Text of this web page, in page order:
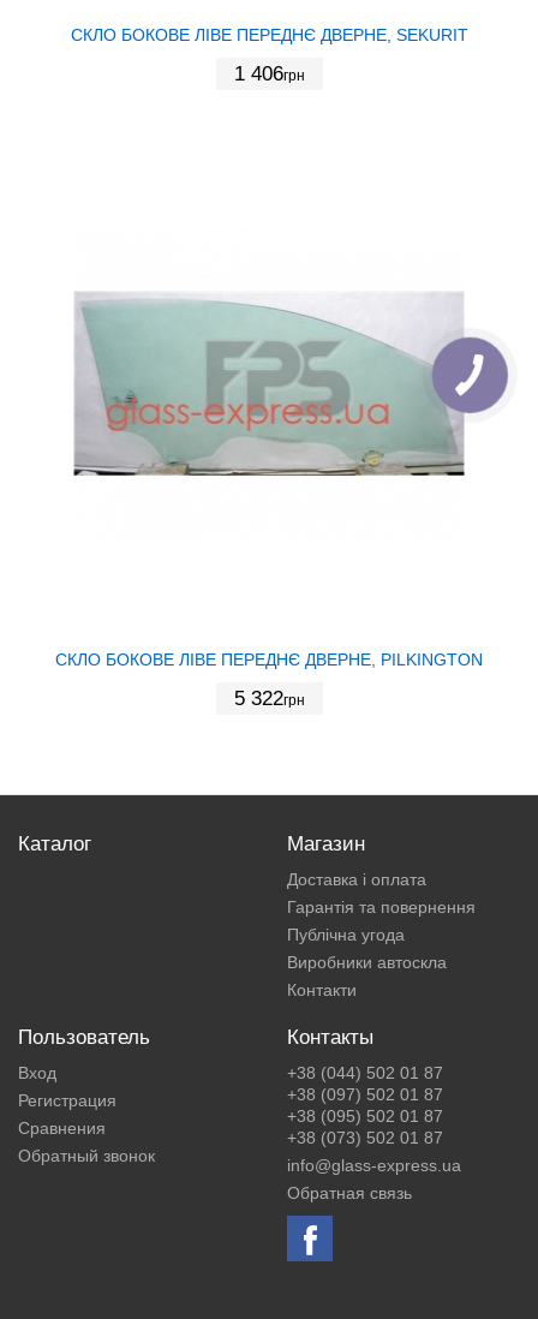
СКЛО БОКОВЕ ЛІВЕ ПЕРЕДНЄ ДВЕРНЕ, SEKURIT
1 406грн
СКЛО БОКОВЕ ЛІВЕ ПЕРЕДНЄ ДВЕРНЕ, PILKINGTON
5 322грн
Каталог Магазин
Доставка і оплата
Гарантія та повернення
Публічна угода
Виробники автоскла
Контакти
Пользователь
Вход
Регистрация
Сравнения
Обратный звонок
Контакты
+38 (044) 502 01 87
+38 (097) 502 01 87
+38 (095) 502 01 87
+38 (073) 502 01 87
info@glass-express.ua
Обратная связь